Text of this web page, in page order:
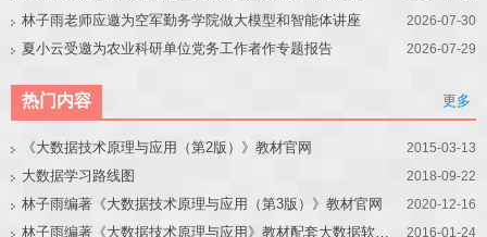
林子雨老师应邀为空军勤务学院做大模型和智能体讲座 2026-07-30
夏小云受邀为农业科研单位党务工作者作专题报告 2026-07-29
热门内容 更多
《大数据技术原理与应用（第2版）》教材官网 2015-03-13
大数据学习路线图 2018-09-22
林子雨编著《大数据技术原理与应用（第3版）》教材官网 2020-12-16
林子雨编著《大数据技术原理与应用》教材配套大数据软件安装和编程实践指南 2016-01-24